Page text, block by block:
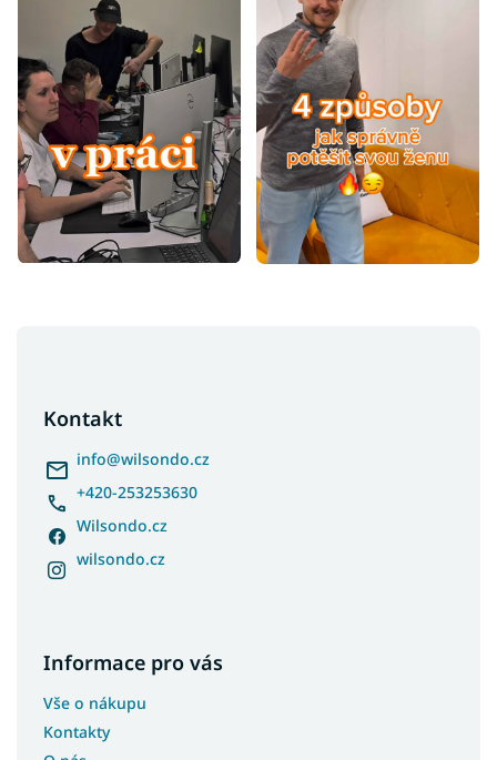
Kontakt
info@wilsondo.cz
+420-253253630
Wilsondo.cz
wilsondo.cz
Informace pro vás
Vše o nákupu
Kontakty